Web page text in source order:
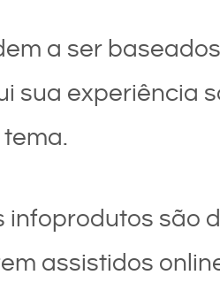
a ser
sua experiência
infoprodutos são
assistidos